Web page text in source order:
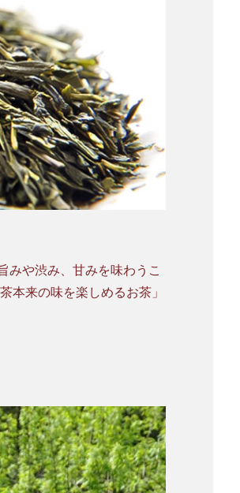
みや渋み、甘みを味わうこ